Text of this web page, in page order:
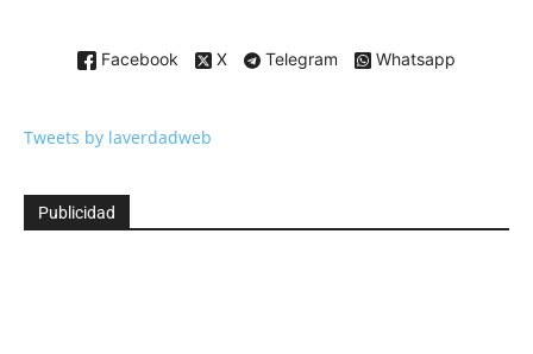
Facebook X Telegram Whatsapp
Tweets by laverdadweb
Publicidad